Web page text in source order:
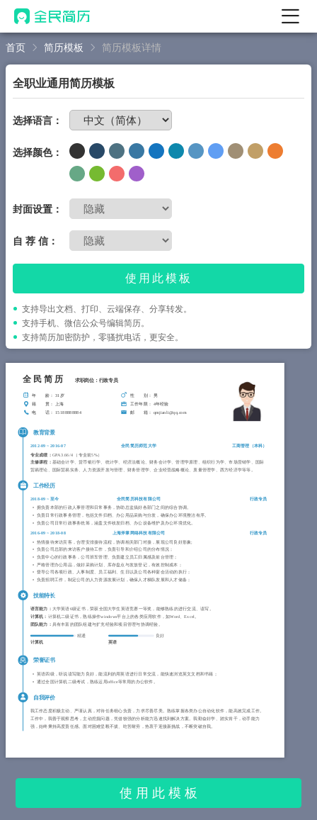
首页
AI 简历工具
AI 优化简历
AI 翻译简历
AI 诊断简历
AI 模拟面试
面试自我介绍
简历教程
登录 / 注册
首页 简历模板 简历模板详情
全职业通用简历模板
选择语言：
选择颜色：
封面设置：
自 荐 信：
使用此模板
支持导出文档、打印、云端保存、分享转发。
支持手机、微信公众号编辑简历。
支持简历加密防护，零骚扰电话，更安全。
全民简历 求职岗位：行政专员
年 龄 ： 31岁 性 别： 男
籍 贯 ： 上海 工作年限 ： 4年经验
电 话 ： 15188888884 邮 箱： qmjianli@qq.com
教育背景
2012-09~ 2016-07 全民简历师范大学 工商管理（本科）
专业成绩： GPA 3.66/4 （专业前5%）
主修课程： 基础会计学、货币银行学、统计学、经济法概论、财务会计学、管理学原理、组织行为学、市场营销学、国际
贸易理论、国际贸易实务、人力资源开发与管理、财务管理学、企业经营战略概论、质量管理学、西方经济学等等。
工作经历
2018-09~ 至今 全民简历科技有限公司
行政专员
拥负责本部的行政人事管理和日常事务，协助总监搞好各部门之间的综合协调。
负责日常行政事务管理，包括文件归档、办公用品采购与分发，确保办公环境整洁有序。
负责公司日常行政事务统筹，涵盖文件收发归档、办公设备维护及办公环境优化。
2016-09~ 2018-08 上海斧掌网络科技有限公司
行政专员
热情接待来访宾客，合理安排接待流程，协调相关部门对接，展现公司良好形象;
负责公司总部的来访客户接待工作，负责引导和介绍公司的分布情况；
负责中心的行政事务，公司班车管理、负责建立员工归属感及前台管理；
严格管理办公用品，做好采购计划、库存盘点与发放登记，有效控制成本；
督导公司各项行政、人事制度、员工福利、生日以及公司各种宴会活动的执行；
负责招聘工作，制定公司的人力资源发展计划，确保人才梯队发展和人才储备；
技能特长
语言能力： 大学英语6级证书，荣获全国大学生英语竞赛一等奖，能够熟练的进行交流、读写。
计算机： 计算机二级证书，熟练操作windows平台上的各类应用软件，如Word、Excel。
团队能力： 具有丰富的团队组建与扩充经验和项目管理与协调经验。
计算机
精通
英语
良好
荣誉证书
英语四级，听说读写能力良好，能流利的用英语进行日常交流，能快速浏览英文文档和书籍；
通过全国计算机二级考试，熟练运用office等常用的办公软件。
自我评价
我工作态度积极主动、严谨认真，对待任务细心负责，力求尽善尽美。熟练掌握各类办公自动化软件，能高效完成工作。
工作中，我善于观察思考，主动挖掘问题，凭借较强的分析能力迅速找到解决方案。我勤奋好学、踏实肯干，动手能力
强，始终秉持高度责任感。面对困难坚毅不拔、吃苦耐劳，热衷于迎接新挑战，不断突破自我。
使 用 此 模 板